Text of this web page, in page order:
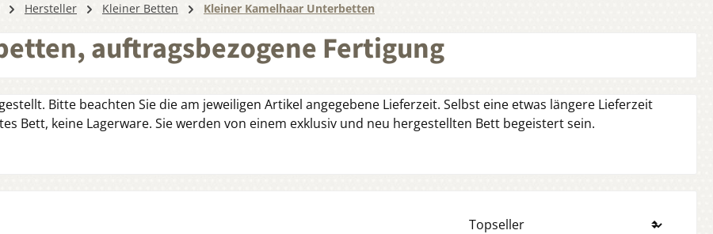
Hersteller Kleiner Betten Kleiner Kamelhaar Unterbetten
auftragsbezogene Fertigung
Bitte beachten Sie die am jeweiligen Artikel angegebene Lieferzeit. Selbst eine etwas längere Lieferzeit
Bett, keine Lagerware. Sie werden von einem exklusiv und neu hergestellten Bett begeistert sein.